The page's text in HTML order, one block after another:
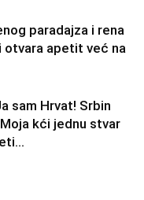
paradajza i rena
apetit već na
sam Hrvat! Srbin
kći jednu stvar